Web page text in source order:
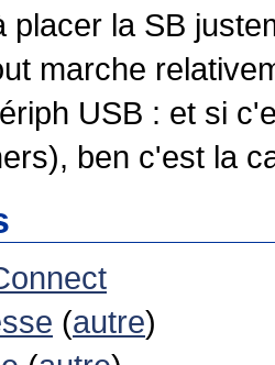
placer la SB
marche
USB : et si
ben c'est la
(autre)